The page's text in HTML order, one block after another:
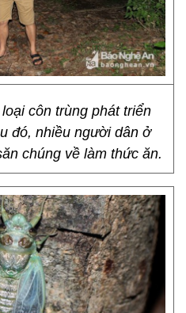
côn trùng phát triển
đó, nhiều người dân ở
chúng về làm thức ăn.